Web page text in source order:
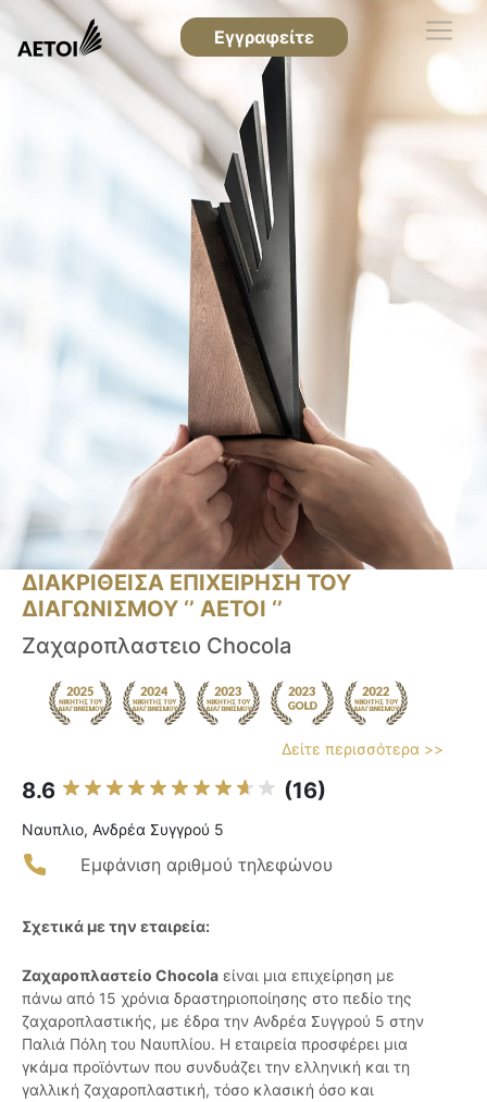
Εγγραφείτε
ΔΙΑΚΡΙΘΕΙΣΑ ΕΠΙΧΕΙΡΗΣΗ ΤΟΥ
ΔΙΑΓΩΝΙΣΜΟΥ ‘’ ΑΕΤΟΙ ‘’
Ζαχαροπλαστειο Chocola
Δείτε περισσότερα >>
8.6 (16)
Ναυπλιο, Ανδρέα Συγγρού 5
Εμφάνιση αριθμού τηλεφώνου
Σχετικά με την εταιρεία:
Ζαχαροπλαστείο Chocola είναι μια επιχείρηση με
πάνω από 15 χρόνια δραστηριοποίησης στο πεδίο της
ζαχαροπλαστικής, με έδρα την Ανδρέα Συγγρού 5 στην
Παλιά Πόλη του Ναυπλίου. Η εταιρεία προσφέρει μια
γκάμα προϊόντων που συνδυάζει την ελληνική και τη
γαλλική ζαχαροπλαστική, τόσο κλασική όσο και